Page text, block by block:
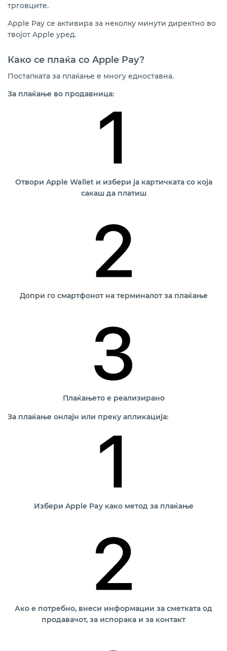
трговците.
Apple Pay се активира за неколку минути директно во
твојот Apple уред.
Како се плаќа со Apple Pay?
Постапката за плаќање е многу едноставна.
За плаќање во продавница:
Отвори Apple Wallet и избери ја картичката со која
сакаш да платиш
Допри го смартфонот на терминалот за плаќање
Плаќањето е реализирано
За плаќање онлајн или преку апликација:
Избери Apple Pay како метод за плаќање
Ако е потребно, внеси информации за сметката од
продавачот, за испорака и за контакт